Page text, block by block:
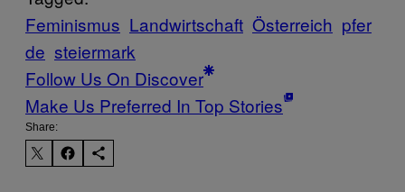
Feminismus Landwirtschaft Österreich pfer
de steiermark
Follow Us On Discover
Make Us Preferred In Top Stories
Share: